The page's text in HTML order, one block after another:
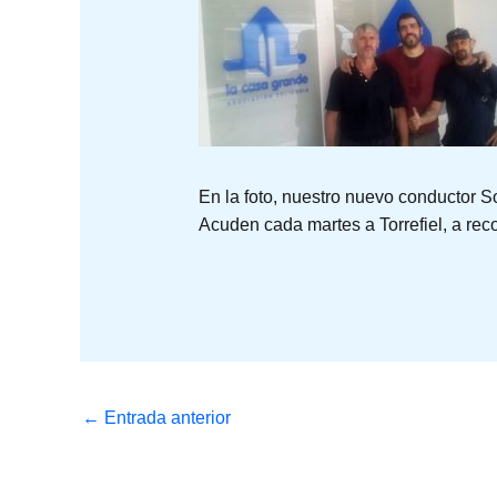
En la foto, nuestro nuevo conductor
Acuden cada martes a Torrefiel, a
← Entrada anterior